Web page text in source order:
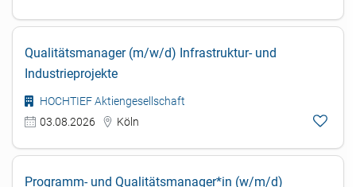
Qualitätsmanager (m/w/d) Infrastruktur- und
Industrieprojekte
HOCHTIEF Aktiengesellschaft
03.08.2026
Köln
Programm- und Qualitätsmanager*in (w/m/d)